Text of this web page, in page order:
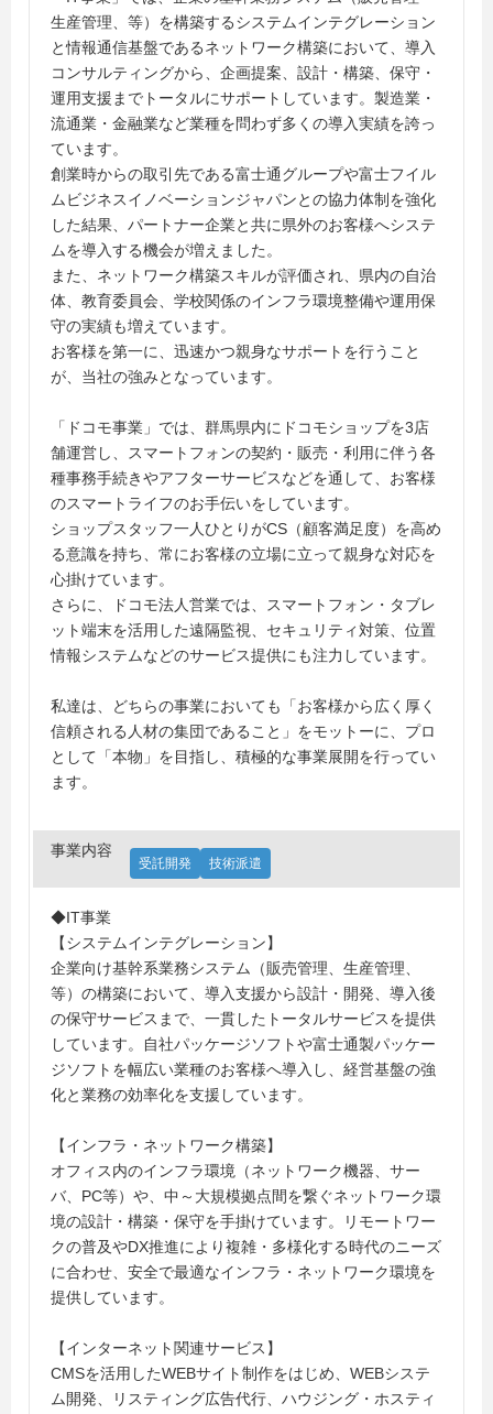
生産管理、等）を構築するシステムインテグレーション
と情報通信基盤であるネットワーク構築において、導入
コンサルティングから、企画提案、設計・構築、保守・
運用支援までトータルにサポートしています。製造業・
流通業・金融業など業種を問わず多くの導入実績を誇っ
ています。
創業時からの取引先である富士通グループや富士フイル
ムビジネスイノベーションジャパンとの協力体制を強化
した結果、パートナー企業と共に県外のお客様へシステ
ムを導入する機会が増えました。
また、ネットワーク構築スキルが評価され、県内の自治
体、教育委員会、学校関係のインフラ環境整備や運用保
守の実績も増えています。
お客様を第一に、迅速かつ親身なサポートを行うこと
が、当社の強みとなっています。
「ドコモ事業」では、群馬県内にドコモショップを3店
舗運営し、スマートフォンの契約・販売・利用に伴う各
種事務手続きやアフターサービスなどを通して、お客様
のスマートライフのお手伝いをしています。
ショップスタッフ一人ひとりがCS（顧客満足度）を高め
る意識を持ち、常にお客様の立場に立って親身な対応を
心掛けています。
さらに、ドコモ法人営業では、スマートフォン・タブレ
ット端末を活用した遠隔監視、セキュリティ対策、位置
情報システムなどのサービス提供にも注力しています。
私達は、どちらの事業においても「お客様から広く厚く
信頼される人材の集団であること」をモットーに、プロ
として「本物」を目指し、積極的な事業展開を行ってい
ます。
事業内容
受託開発 技術派遣
◆IT事業
【システムインテグレーション】
企業向け基幹系業務システム（販売管理、生産管理、
等）の構築において、導入支援から設計・開発、導入後
の保守サービスまで、一貫したトータルサービスを提供
しています。自社パッケージソフトや富士通製パッケー
ジソフトを幅広い業種のお客様へ導入し、経営基盤の強
化と業務の効率化を支援しています。
【インフラ・ネットワーク構築】
オフィス内のインフラ環境（ネットワーク機器、サー
バ、PC等）や、中～大規模拠点間を繋ぐネットワーク環
境の設計・構築・保守を手掛けています。リモートワー
クの普及やDX推進により複雑・多様化する時代のニーズ
に合わせ、安全で最適なインフラ・ネットワーク環境を
提供しています。
【インターネット関連サービス】
CMSを活用したWEBサイト制作をはじめ、WEBシステ
ム開発、リスティング広告代行、ハウジング・ホスティ